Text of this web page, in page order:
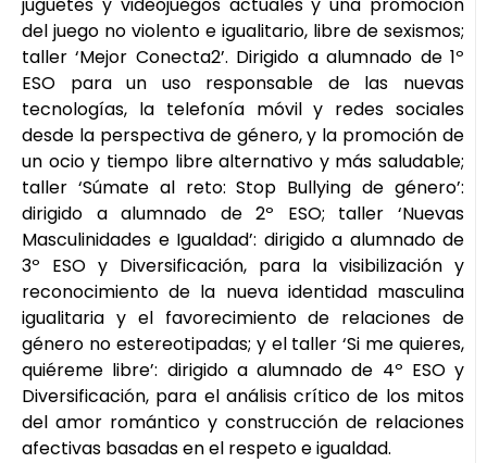
juguetes y videojuegos actuales y una promoción
del juego no violento e igualitario, libre de sexismos;
taller ‘Mejor Conecta2’. Dirigido a alumnado de 1º
ESO para un uso responsable de las nuevas
tecnologías, la telefonía móvil y redes sociales
desde la perspectiva de género, y la promoción de
un ocio y tiempo libre alternativo y más saludable;
taller ‘Súmate al reto: Stop Bullying de género’:
dirigido a alumnado de 2º ESO; taller ‘Nuevas
Masculinidades e Igualdad’: dirigido a alumnado de
3º ESO y Diversificación, para la visibilización y
reconocimiento de la nueva identidad masculina
igualitaria y el favorecimiento de relaciones de
género no estereotipadas; y el taller ‘Si me quieres,
quiéreme libre’: dirigido a alumnado de 4º ESO y
Diversificación, para el análisis crítico de los mitos
del amor romántico y construcción de relaciones
afectivas basadas en el respeto e igualdad.